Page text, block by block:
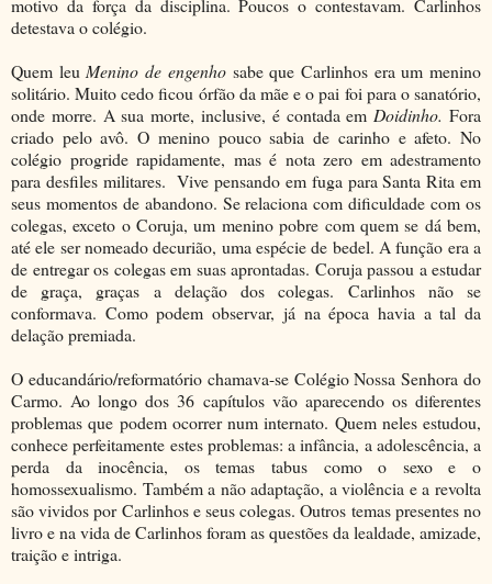
motivo da força da disciplina. Poucos o contestavam. Carlinhos
detestava o colégio.
Quem leu Menino de engenho sabe que Carlinhos era um menino
solitário. Muito cedo ficou órfão da mãe e o pai foi para o sanatório,
onde morre. A sua morte, inclusive, é contada em Doidinho.Fora
criado pelo avô. O menino pouco sabia de carinho e afeto. No
colégio progride rapidamente, mas é nota zero em adestramento
para desfiles militares. Vive pensando em fuga para Santa Rita em
seus momentos de abandono. Se relaciona com dificuldade com os
colegas, exceto o Coruja, um menino pobre com quem se dá bem,
até ele ser nomeado decurião, uma espécie de bedel. A função era a
de entregar os colegas em suas aprontadas. Coruja passou a estudar
de graça, graças a delação dos colegas. Carlinhos não se
conformava. Como podem observar, já na época havia a tal da
delação premiada.
O educandário/reformatório chamava-se Colégio Nossa Senhora do
Carmo. Ao longo dos 36 capítulos vão aparecendo os diferentes
problemas que podem ocorrer num internato. Quem neles estudou,
conhece perfeitamente estes problemas: a infância, a adolescência, a
perda da inocência, os temas tabus como o sexo e o
homossexualismo. Também a não adaptação, a violência e a revolta
são vividos por Carlinhos e seus colegas. Outros temas presentes no
livro e na vida de Carlinhos foram as questões da lealdade, amizade,
traição e intriga.